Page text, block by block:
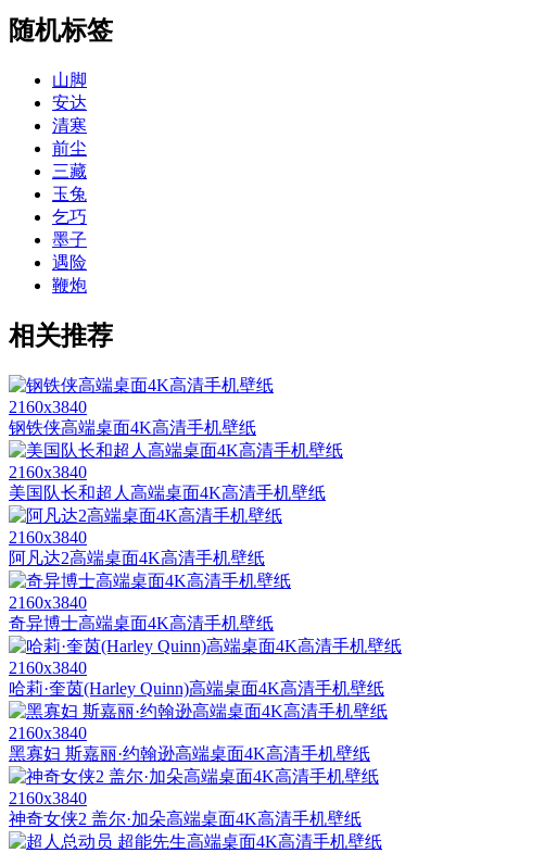
随机标签
山脚
安达
清寒
前尘
三藏
玉兔
乞巧
墨子
遇险
鞭炮
相关推荐
2160x3840
钢铁侠高端桌面4K高清手机壁纸
2160x3840
美国队长和超人高端桌面4K高清手机壁纸
2160x3840
阿凡达2高端桌面4K高清手机壁纸
2160x3840
奇异博士高端桌面4K高清手机壁纸
2160x3840
哈莉·奎茵(Harley Quinn)高端桌面4K高清手机壁纸
2160x3840
黑寡妇 斯嘉丽·约翰逊高端桌面4K高清手机壁纸
2160x3840
神奇女侠2 盖尔·加朵高端桌面4K高清手机壁纸